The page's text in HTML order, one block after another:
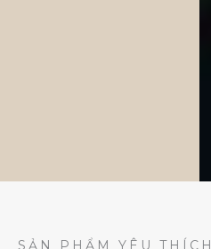
SẢN PHẨM YÊU THÍCH